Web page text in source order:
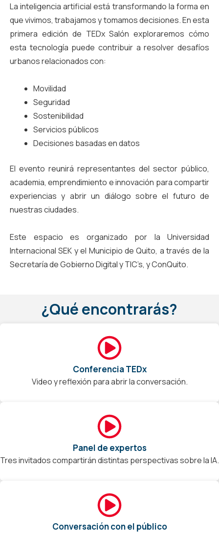
La inteligencia artificial está transformando la forma en
que vivimos, trabajamos y tomamos decisiones. En esta
primera edición de TEDx Salón exploraremos cómo
esta tecnología puede contribuir a resolver desafíos
urbanos relacionados con:
Movilidad
Seguridad
Sostenibilidad
Servicios públicos
Decisiones basadas en datos
El evento reunirá representantes del sector público,
academia, emprendimiento e innovación para compartir
experiencias y abrir un diálogo sobre el futuro de
nuestras ciudades.
Este espacio es organizado por la Universidad
Internacional SEK y el Municipio de Quito, a través de la
Secretaría de Gobierno Digital y TIC’s, y ConQuito.
¿Qué encontrarás?
Conferencia TEDx
Video y reflexión para abrir la conversación.
Panel de expertos
Tres invitados compartirán distintas perspectivas sobre la IA.
Conversación con el público